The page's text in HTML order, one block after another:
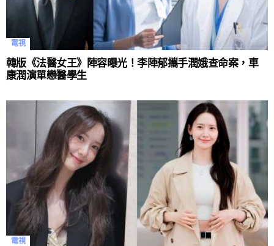
電視
韓版《法醫女王》陣容曝光！李陣郁攜手潤娥查命案，車
康潤演單戀醫學生
電視